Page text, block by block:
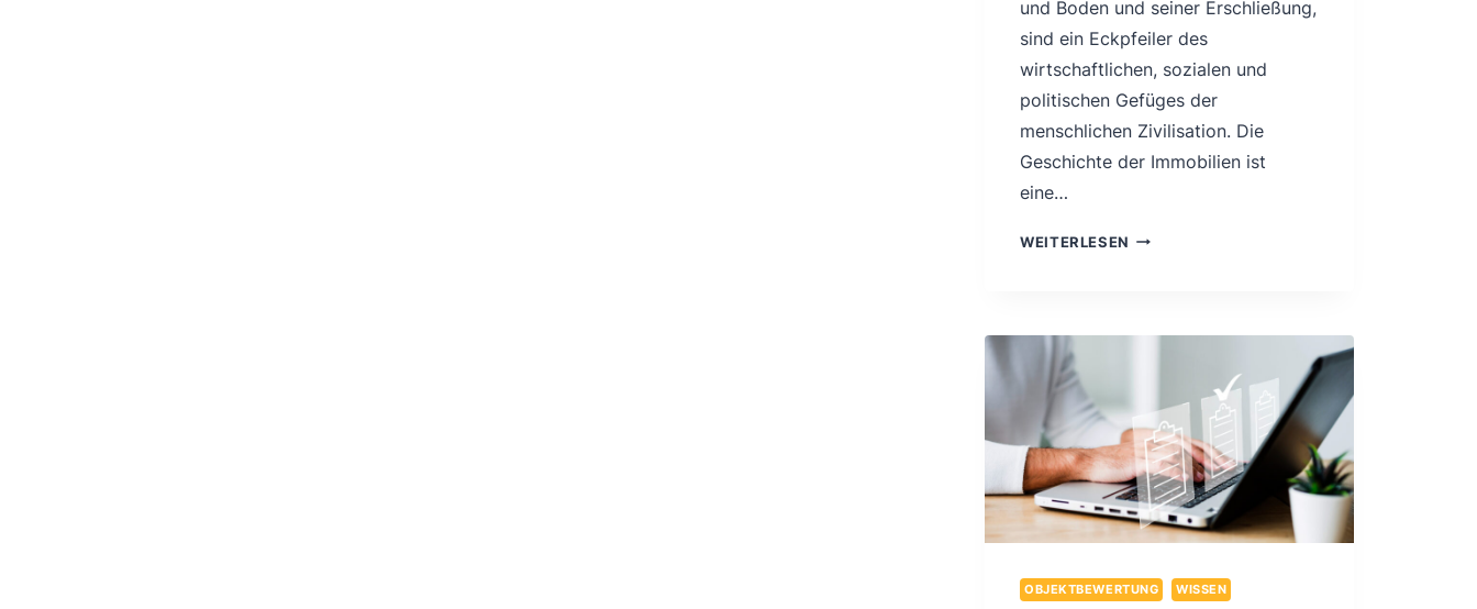
und Boden und seiner Erschließung,
sind ein Eckpfeiler des
wirtschaftlichen, sozialen und
politischen Gefüges der
menschlichen Zivilisation. Die
Geschichte der Immobilien ist
eine…
WEITERLESEN DIE
VOM
PRIVATEIGENTUM
OBJEKTBEWERTUNG WISSEN